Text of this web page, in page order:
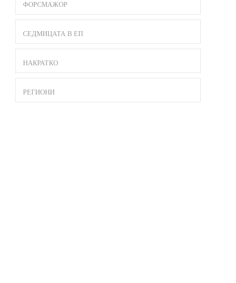
ФОРСМАЖОР
СЕДМИЦАТА В ЕП
НАКРАТКО
РЕГИОНИ